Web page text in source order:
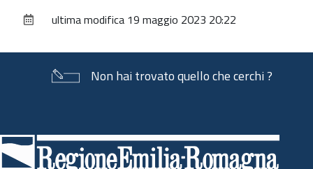
documentoultima modifica 19 maggio 2023 20:22
Non hai trovato quello che cerchi ?
di
pagina